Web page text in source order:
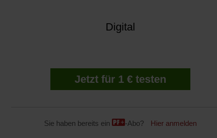
Digital
Jetzt für 1 € testen
Sie haben bereits ein -Abo? Hier anmelden